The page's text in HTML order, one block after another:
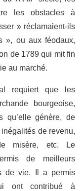
les obstacles à
» réclamaient-ils
», ou aux féodaux,
de 1789 qui mit fin
au marché.
requiert que les
bourgeoise,
qu’elle génère, de
de revenu,
misère, etc. Le
de meilleurs
de vie. Il a permis
ont contribué à